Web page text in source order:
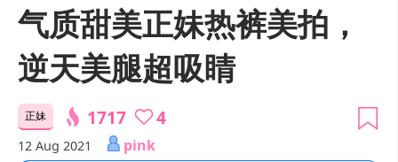
气质甜美正妹热裤美拍，
逆天美腿超吸睛
正妹 1717 4
12 Aug 2021 pink